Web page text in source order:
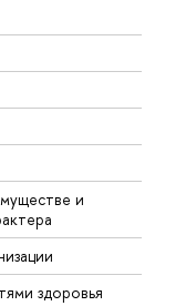
и
здоровья